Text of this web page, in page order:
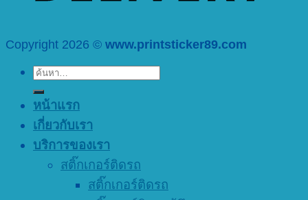
Copyright 2026 © www.printsticker89.com
ค้นหา:
หน้าแรก
เกี่ยวกับเรา
บริการของเรา
สติ๊กเกอร์ติดรถ
สติ๊กเกอร์ติดรถ